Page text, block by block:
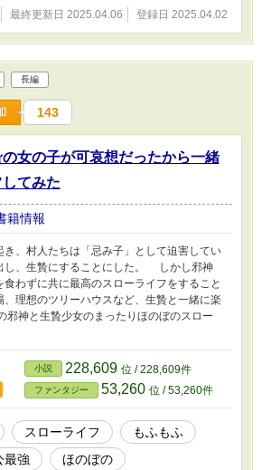
最終更新日 2025.04.06 登録日 2025.04.02
長編
143
女の子が可哀想だったから一緒
てみた
籍情報
、村人たちは「忌み子」として迫害してい
し、生贄にすることにした。 しかし邪神
わずに共に最高のスローライフをすること
、理想のツリーハウスなど、生贄と一緒に楽
神と生贄少女のまったりほのぼのスロー
小説 228,609 位 / 228,609件
ファンタジー 53,260 位 / 53,260件
スローライフ
もふもふ
最強 ほのぼの